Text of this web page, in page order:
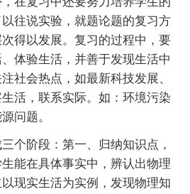
往说实验，就题论题的复习方
得以发展。复习的过程中，要
体验生活，并善于发现生活中
社会热点，如最新科技发展、
活，联系实际。如：环境污染
问题。
个阶段：第一、归纳知识点，
能在具体事实中，辨认出物理
现实生活为实例，发现物理知